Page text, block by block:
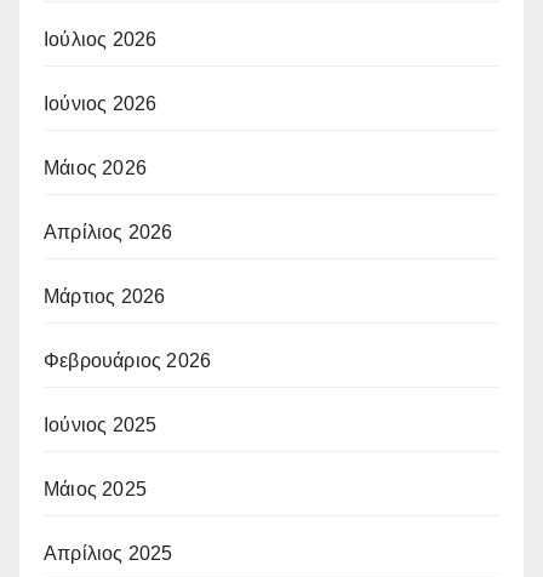
Ιούλιος 2026
Ιούνιος 2026
Μάιος 2026
Απρίλιος 2026
Μάρτιος 2026
Φεβρουάριος 2026
Ιούνιος 2025
Μάιος 2025
Απρίλιος 2025